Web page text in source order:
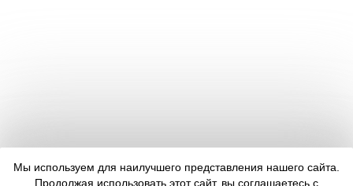
Мы используем для наилучшего представления нашего сайта.
Продолжая использовать этот сайт, вы соглашаетесь с